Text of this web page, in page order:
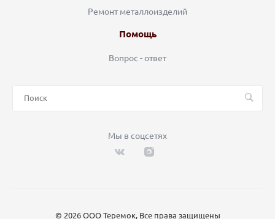
Ремонт металлоизделий
Помощь
Вопрос - ответ
Мы в соцсетях
© 2026 ООО Теремок, Все права защищены